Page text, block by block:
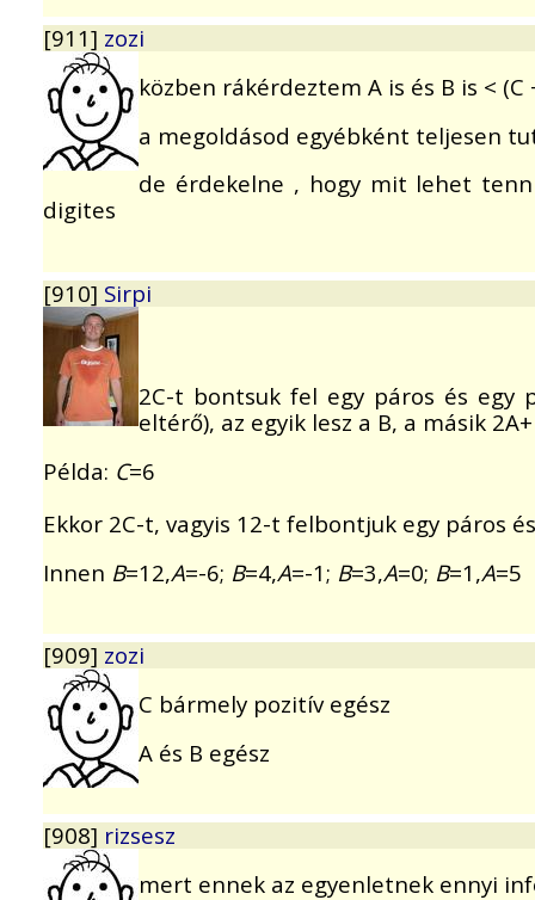
[911] zozi
közben rákérdeztem A is és B is < (C
a megoldásod egyébként teljesen
de érdekelne , hogy mit lehet
digites
[910] Sirpi
2C-t bontsuk fel egy páros és egy
eltérő), az egyik lesz a B, a másik
Példa: C=6
Ekkor 2C-t, vagyis 12-t felbontjuk egy páros
Innen B=12,A=-6; B=4,A=-1; B=3,A=0; B=1,A=5
[909] zozi
C bármely pozitív egész
A és B egész
[908] rizsesz
mert ennek az egyenletnek ennyi